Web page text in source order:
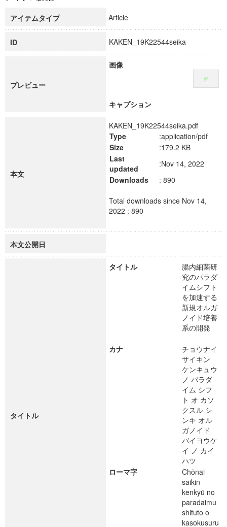
慶應義塾大学グローバルCOEプログラム市民社会ガバナンス
慶應義塾大学グローバルCOEプログラム論理と感性の先端的
博士課程教育リーディングプログラム「超成熟社会発展のサ
学術雑誌掲載論文等(8)
アイテムタイプ Article
ID KAKEN_19K22544seika
プレビュー
画像
キャプション
本文
KAKEN_19K22544seika.pdf
Type
:application/pdf
Size
:179.2 KB
Last
updated
:Nov 14, 2022
Downloads
: 890
Total downloads since Nov 14,
2022 : 890
本文公開日
タイトル
タイトル
腸内細菌研
究のパラダ
イムシフト
を加速する
新規オルガ
ノイド培養
系の開発
カナ
チョウナイ
サイキン
ケンキュウ
ノ パラダ
イム シフ
ト オ カソ
クスル シ
ンキ オル
ガノイド
バイヨウケ
イ ノ カイ
ハツ
ローマ字
Chōnai
saikin
kenkyū no
paradaimu
shifuto o
kasokusuru